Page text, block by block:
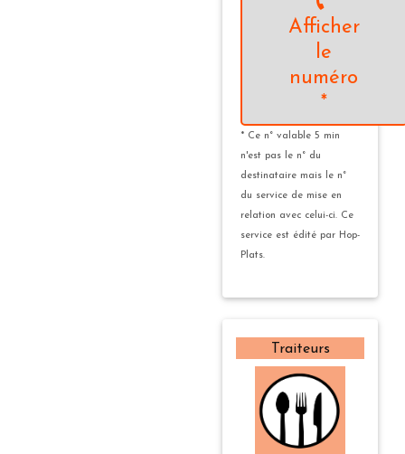
Afficher
le
numéro
*
* Ce n° valable 5 min
n'est pas le n° du
destinataire mais le n°
du service de mise en
relation avec celui-ci. Ce
service est édité par Hop-
Plats.
Traiteurs